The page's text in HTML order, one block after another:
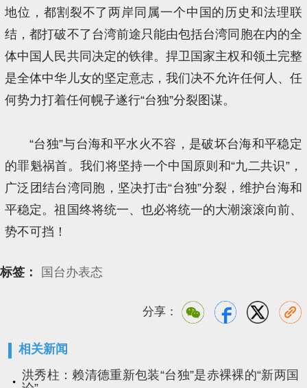
地位，都割裂不了两岸同属一个中国的历史和法理联
结，都打破不了台湾前途只能由包括台湾同胞在内的全
体中国人民共同决定的铁律。捍卫国家主权和领土完整
是全体中华儿女的坚定意志，我们决不允许任何人、任
何势力打着任何幌子遂行“台独”分裂图谋。
“台独”与台海和平水火不容，是破坏台海和平稳定
的罪魁祸首。我们将坚持一个中国原则和“九二共识”，
广泛团结台湾同胞，坚决打击“台独”分裂，维护台海和
平稳定。祖国终将统一、也必将统一的大潮滚滚向前、
势不可挡！
标签： 国台办表态
分享：
相关新闻
洪秀柱：赖清德重新包装“台独”是赤裸裸的“新两国